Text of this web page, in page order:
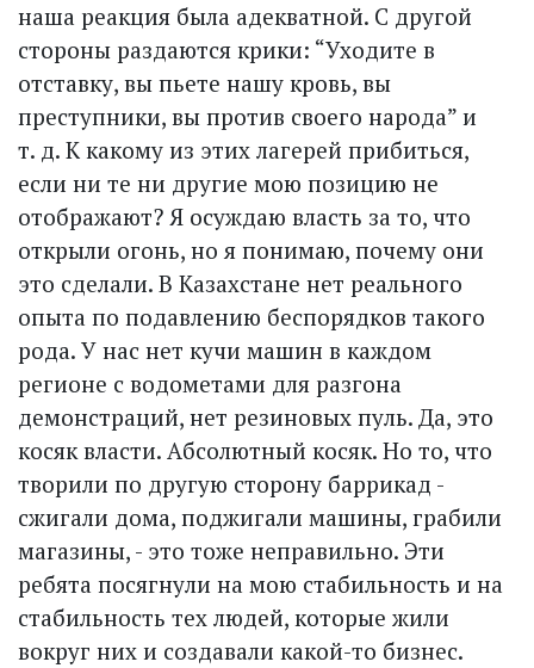
наша реакция была адекватной. С другой
стороны раздаются крики: “Уходите в
отставку, вы пьете нашу кровь, вы
преступники, вы против своего народа” и
т. д. К какому из этих лагерей прибиться,
если ни те ни другие мою позицию не
отображают? Я осуждаю власть за то, что
открыли огонь, но я понимаю, почему они
это сделали. В Казахстане нет реального
опыта по подавлению беспорядков такого
рода. У нас нет кучи машин в каждом
регионе с водометами для разгона
демонстраций, нет резиновых пуль. Да, это
косяк власти. Абсолютный косяк. Но то, что
творили по другую сторону баррикад -
сжигали дома, поджигали машины, грабили
магазины, - это тоже неправильно. Эти
ребята посягнули на мою стабильность и на
стабильность тех людей, которые жили
вокруг них и создавали какой-то бизнес.